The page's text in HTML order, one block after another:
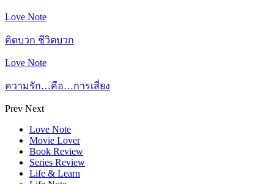
Love Note
คิดบวก ชีวิตบวก
Love Note
ความรัก…คือ…การเสี่ยง
Prev Next
Love Note
Movie Lover
Book Review
Series Review
Life & Learn